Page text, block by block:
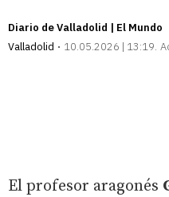
Diario de Valladolid | El Mundo
Valladolid
10.05.2026 | 13:19
El profesor aragonés